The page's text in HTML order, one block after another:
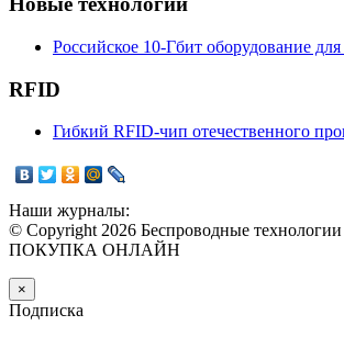
Российское 10-Гбит оборудование
RFID
Гибкий RFID-чип отечественного
Наши журналы:
© Copyright 2026 Беспроводные технологии
ПОКУПКА ОНЛАЙН
×
Подписка